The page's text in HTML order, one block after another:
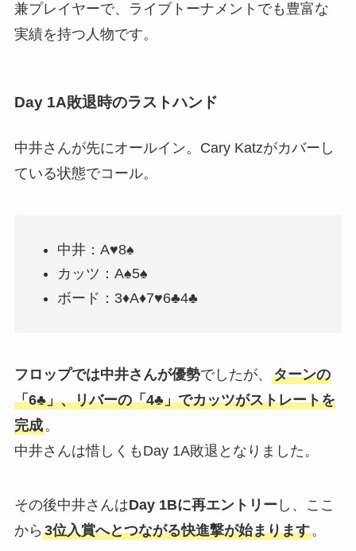
兼プレイヤーで、ライブトーナメントでも豊富な
実績を持つ人物です。
Day 1A敗退時のラストハンド
中井さんが先にオールイン。Cary Katzがカバーし
ている状態でコール。
中井：A♥8♠
カッツ：A♠5♠
ボード：3♦A♦7♥6♣4♣
フロップでは中井さんが優勢でしたが、 ターンの
「6♣」、リバーの「4♣」でカッツがストレートを
完成。
中井さんは惜しくもDay 1A敗退となりました。
その後中井さんはDay 1Bに再エントリー し、ここ
から 3位入賞へとつながる快進撃が始まります。